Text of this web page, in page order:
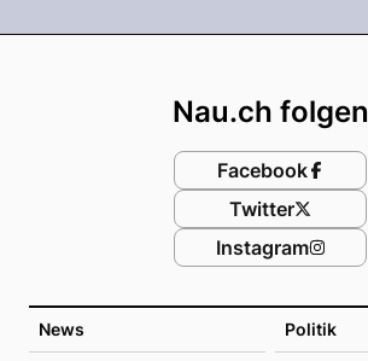
News Politik
Nau.ch folgen
Facebook
Twitter
Instagram